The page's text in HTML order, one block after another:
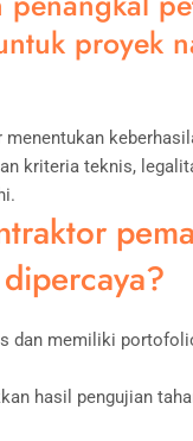
proyek
kriteria teknis,
dan memiliki
hasil pengujian